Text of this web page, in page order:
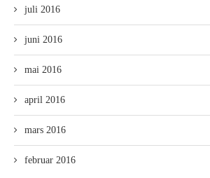
juli 2016
juni 2016
mai 2016
april 2016
mars 2016
februar 2016